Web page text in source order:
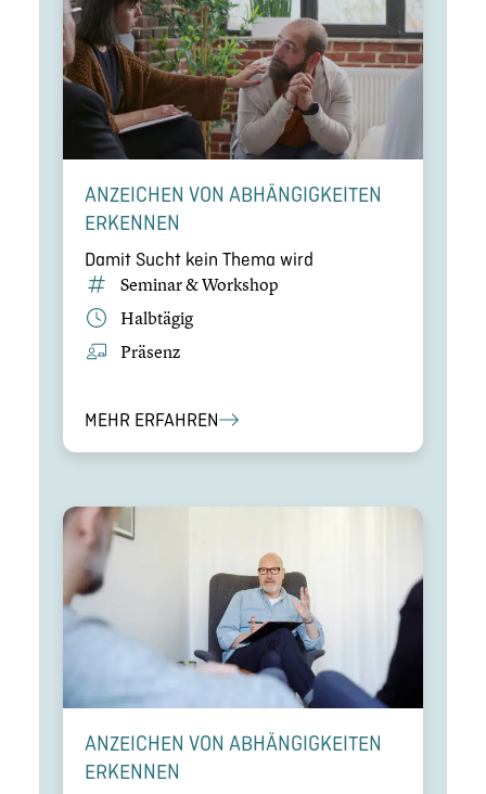
ANZEICHEN VON ABHÄN­GIG­KEI­TEN
ERKENNEN
Damit Sucht kein Thema wird
Seminar & Workshop
Halbtägig
Präsenz
MEHR ERFAHREN
ANZEICHEN VON ABHÄN­GIG­KEI­TEN
ERKENNEN